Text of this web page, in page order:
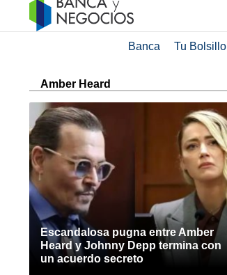
Banca Tu Bolsillo
Amber Heard
Escandalosa pugna entre Amber
Heard y Johnny Depp termina con
un acuerdo secreto